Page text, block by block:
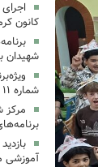
کانون
شهیدان
شماره ۱۱ کانون کرمانشاه برگزار شد
آموزشی